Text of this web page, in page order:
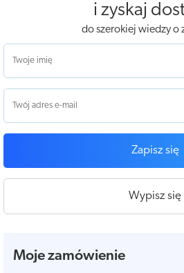
i zyskaj
do szerokiej wiedzy o
Zapisz się
Wypisz się
Moje zamówienie